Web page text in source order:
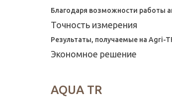
Благодаря возможности работы
Точность измерения
Результаты, получаемые на Agri-
Экономное решение
AQUA TR